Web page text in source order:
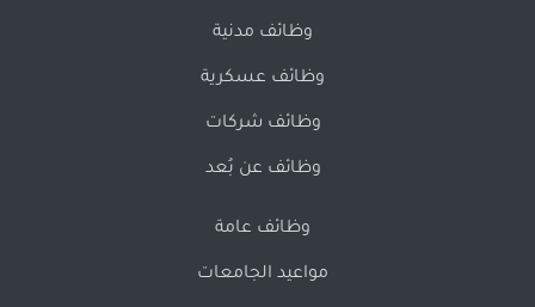
وظائف مدنية
وظائف عسكرية
وظائف شركات
وظائف عن بُعد
وظائف عامة
مواعيد الجامعات